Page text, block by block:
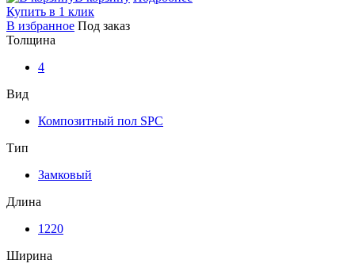
Купить в 1 клик
В избранное Под заказ
Толщина
4
Вид
Композитный пол SPC
Тип
Замковый
Длина
1220
Ширина